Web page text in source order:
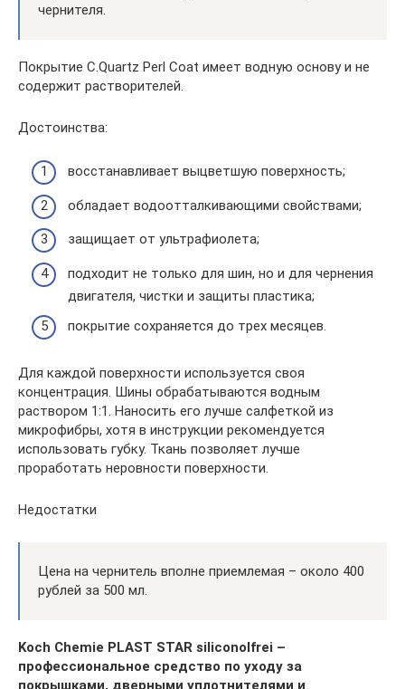
чернителя.
Покрытие C.Quartz Perl Coat имеет водную основу и не
содержит растворителей.
Достоинства:
восстанавливает выцветшую поверхность;
обладает водоотталкивающими свойствами;
защищает от ультрафиолета;
подходит не только для шин, но и для чернения
двигателя, чистки и защиты пластика;
покрытие сохраняется до трех месяцев.
Для каждой поверхности используется своя
концентрация. Шины обрабатываются водным
раствором 1:1. Наносить его лучше салфеткой из
микрофибры, хотя в инструкции рекомендуется
использовать губку. Ткань позволяет лучше
проработать неровности поверхности.
Недостатки
Цена на чернитель вполне приемлемая – около 400
рублей за 500 мл.
Koch Chemie PLAST STAR siliconolfrei –
профессиональное средство по уходу за
покрышками, дверными уплотнителями и